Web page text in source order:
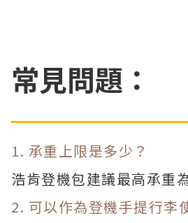
常見問題：
1. 承重上限是多少？
浩肯登機包建議最高承重
2. 可以作為登機手提行李